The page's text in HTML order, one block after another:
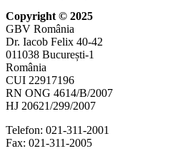
Copyright © 2025
GBV România
Dr. Iacob Felix 40-42
011038 București-1
România
CUI 22917196
RN ONG 4614/B/2007
HJ 20621/299/2007
Telefon: 021-311-2001
Fax: 021-311-2005